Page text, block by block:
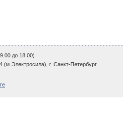
до 18.00)
г. Санкт-Петербург